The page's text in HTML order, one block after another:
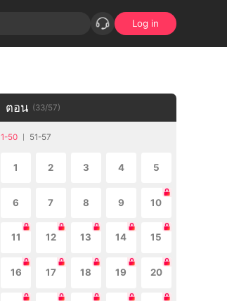
Log in
ตอน (33/57)
1-50 51-57
1 2 3 4 5
6 7 8 9 10
11 12 13 14 15
16 17 18 19 20